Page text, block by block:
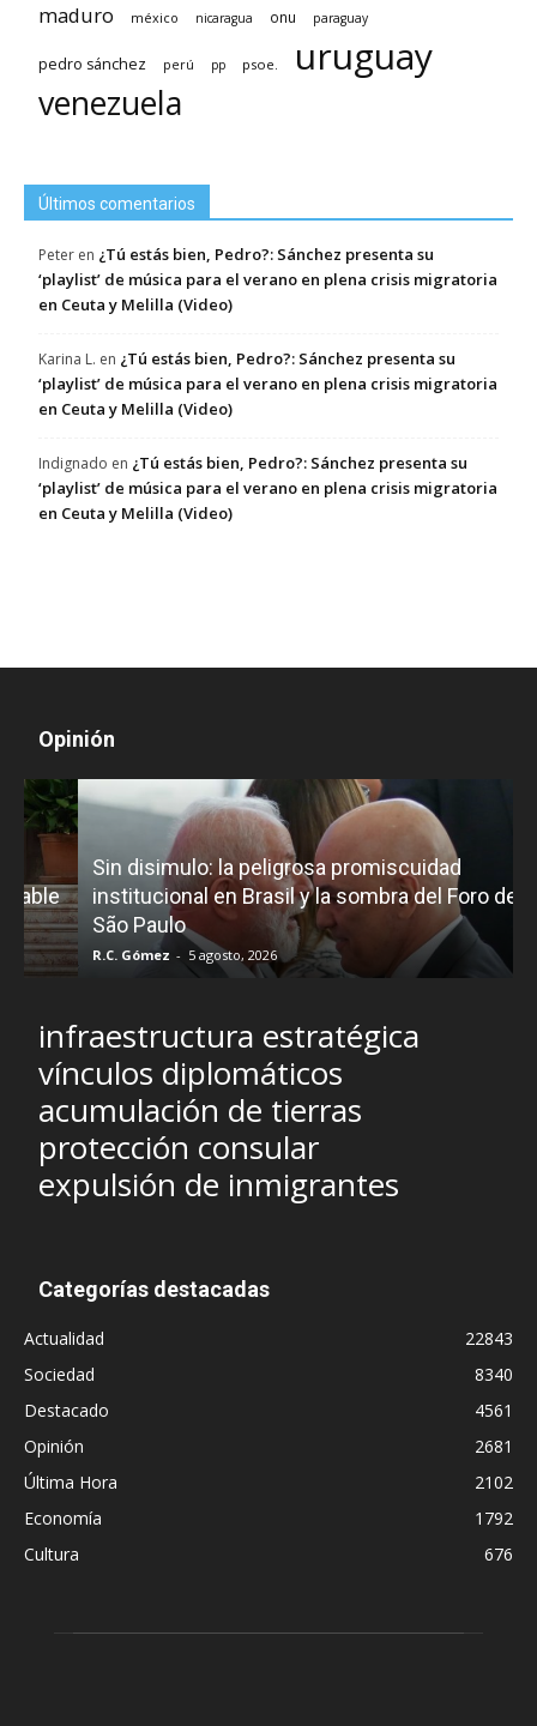
maduro méxico nicaragua onu paraguay
pedro sánchez perú pp psoe. uruguay
venezuela
Últimos comentarios
Peter en ¿Tú estás bien, Pedro?: Sánchez presenta su
‘playlist’ de música para el verano en plena crisis migratoria
en Ceuta y Melilla (Video)
Karina L. en ¿Tú estás bien, Pedro?: Sánchez presenta su
‘playlist’ de música para el verano en plena crisis migratoria
en Ceuta y Melilla (Video)
Indignado en ¿Tú estás bien, Pedro?: Sánchez presenta su
‘playlist’ de música para el verano en plena crisis migratoria
en Ceuta y Melilla (Video)
Opinión
Sin disimulo: la peligrosa promiscuidad
institucional en Brasil y la sombra del Foro de
São Paulo
R.C. Gómez - 5 agosto, 2026
infraestructura estratégica
vínculos diplomáticos
acumulación de tierras
protección consular
expulsión de inmigrantes
Categorías destacadas
Actualidad
22843
Sociedad
8340
Destacado
4561
Opinión
2681
Última Hora
2102
Economía
1792
Cultura
676